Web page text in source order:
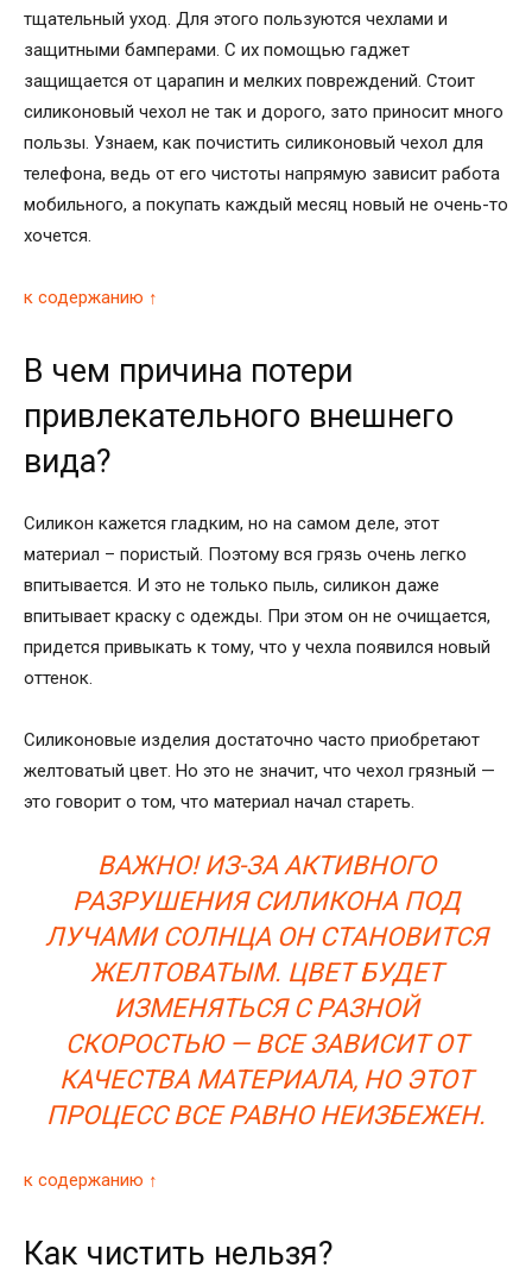
тщательный уход. Для этого пользуются чехлами и
защитными бамперами. С их помощью гаджет
защищается от царапин и мелких повреждений. Стоит
силиконовый чехол не так и дорого, зато приносит много
пользы. Узнаем, как почистить силиконовый чехол для
телефона, ведь от его чистоты напрямую зависит работа
мобильного, а покупать каждый месяц новый не очень-то
хочется.
к содержанию ↑
В чем причина потери
привлекательного внешнего
вида?
Силикон кажется гладким, но на самом деле, этот
материал – пористый. Поэтому вся грязь очень легко
впитывается. И это не только пыль, силикон даже
впитывает краску с одежды. При этом он не очищается,
придется привыкать к тому, что у чехла появился новый
оттенок.
Силиконовые изделия достаточно часто приобретают
желтоватый цвет. Но это не значит, что чехол грязный —
это говорит о том, что материал начал стареть.
ВАЖНО! ИЗ-ЗА АКТИВНОГО
РАЗРУШЕНИЯ СИЛИКОНА ПОД
ЛУЧАМИ СОЛНЦА ОН СТАНОВИТСЯ
ЖЕЛТОВАТЫМ. ЦВЕТ БУДЕТ
ИЗМЕНЯТЬСЯ С РАЗНОЙ
СКОРОСТЬЮ — ВСЕ ЗАВИСИТ ОТ
КАЧЕСТВА МАТЕРИАЛА, НО ЭТОТ
ПРОЦЕСС ВСЕ РАВНО НЕИЗБЕЖЕН.
к содержанию ↑
Как чистить нельзя?